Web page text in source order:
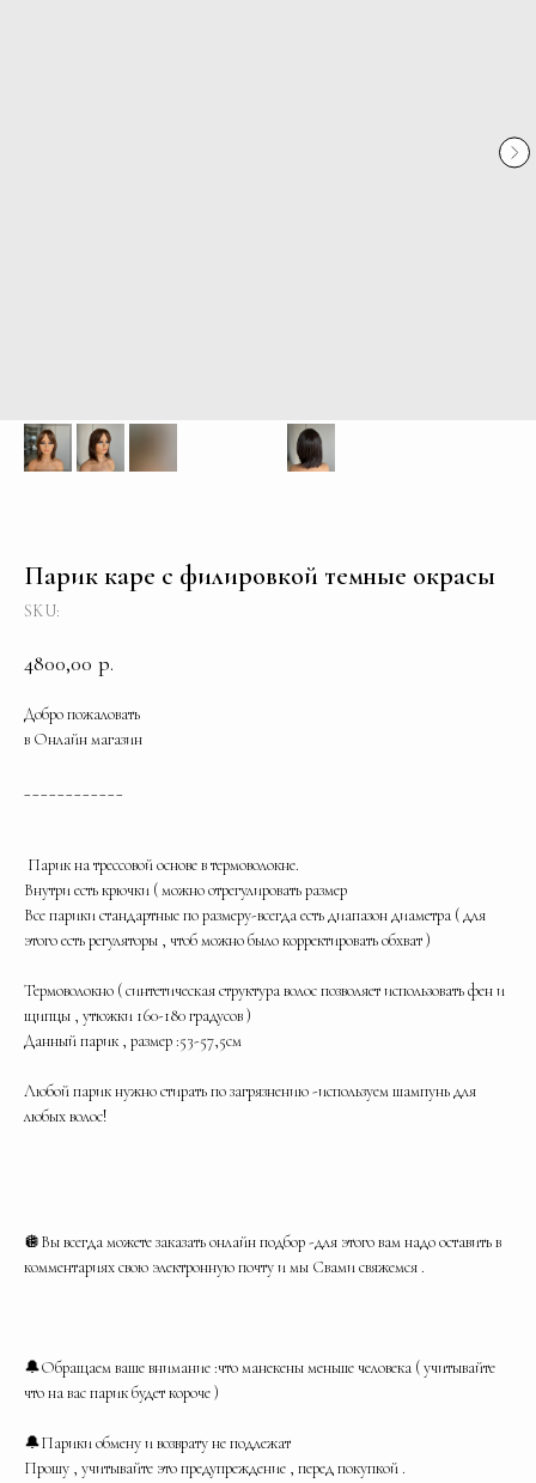
Парик каре с филировкой темные окрасы
SKU:
4800,00 р.
Добро пожаловать
в Онлайн магазин
Парик на трессовой основе в термоволокне.
Внутри есть крючки ( можно отрегулировать размер
Все парики стандартные по размеру-всегда есть диапазон диаметра ( для
этого есть регуляторы , чтоб можно было корректировать обхват )
Термоволокно ( синтетическая структура волос позволяет использовать фен и
щипцы , утюжки 160-180 градусов )
Данный парик , размер :53-57,5см
Любой парик нужно стирать по загрязнению -используем шампунь для
любых волос!
🪩Вы всегда можете заказать онлайн подбор -для этого вам надо оставить в
комментариях свою электронную почту и мы Свами свяжемся .
🔔Обращаем ваше внимание :что манекены меньше человека ( учитывайте
что на вас парик будет короче )
🔔Парики обмену и возврату не подлежат
Прошу , учитывайте это предупреждение , перед покупкой .